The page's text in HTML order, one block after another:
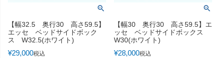
【幅32.5 奥行30 高さ59.5】
エッセ ベッドサイドボック
ス W32.5(ホワイト)
¥29,000税込
【幅30 奥行30 高さ59.5】エ
ッセ ベッドサイドボックス
W30(ホワイト)
¥28,000税込